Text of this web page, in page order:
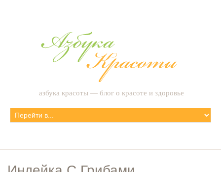
азбука красоты — блог о красоте и здоровье